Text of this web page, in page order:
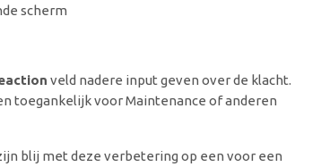
scherm
veld nadere input geven over de klacht.
toegankelijk voor Maintenance of anderen
blij met deze verbetering op een voor een